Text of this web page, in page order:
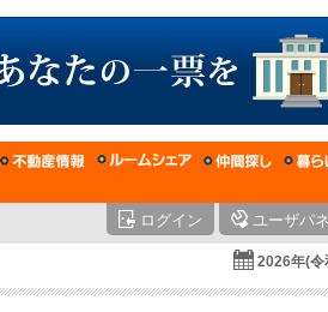
ログイン ユーザパ
2026年(令